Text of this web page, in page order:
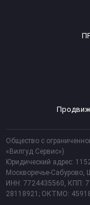
Общество с
«Вилгуд Сервис»)
Юридический адрес:
Москворечье-
ИНН: 7724435560, КПП:
28118921; ОКТМО: